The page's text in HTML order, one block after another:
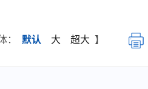
： 默认 大 超大 】